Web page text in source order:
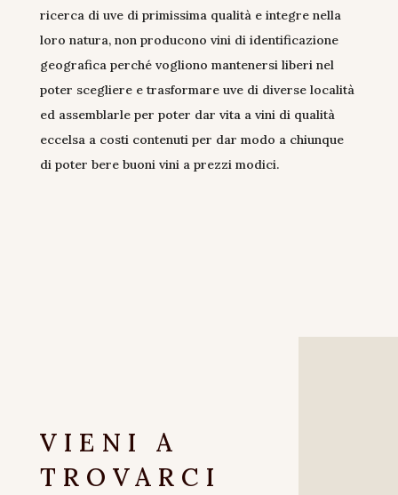
ricerca di uve di primissima qualità e integre nella
loro natura, non producono vini di identificazione
geografica perché vogliono mantenersi liberi nel
poter scegliere e trasformare uve di diverse località
ed assemblarle per poter dar vita a vini di qualità
eccelsa a costi contenuti per dar modo a chiunque
di poter bere buoni vini a prezzi modici.
VIENI A
TROVARCI